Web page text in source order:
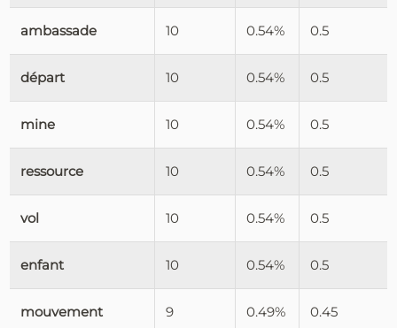
ambassade 10 0.54% 0.5
départ 10 0.54% 0.5
mine 10 0.54% 0.5
ressource 10 0.54% 0.5
vol 10 0.54% 0.5
enfant 10 0.54% 0.5
mouvement 9 0.49% 0.45